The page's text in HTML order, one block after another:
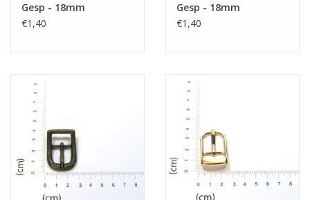
Gesp - 18mm
€1,40
Gesp - 18mm
€1,40